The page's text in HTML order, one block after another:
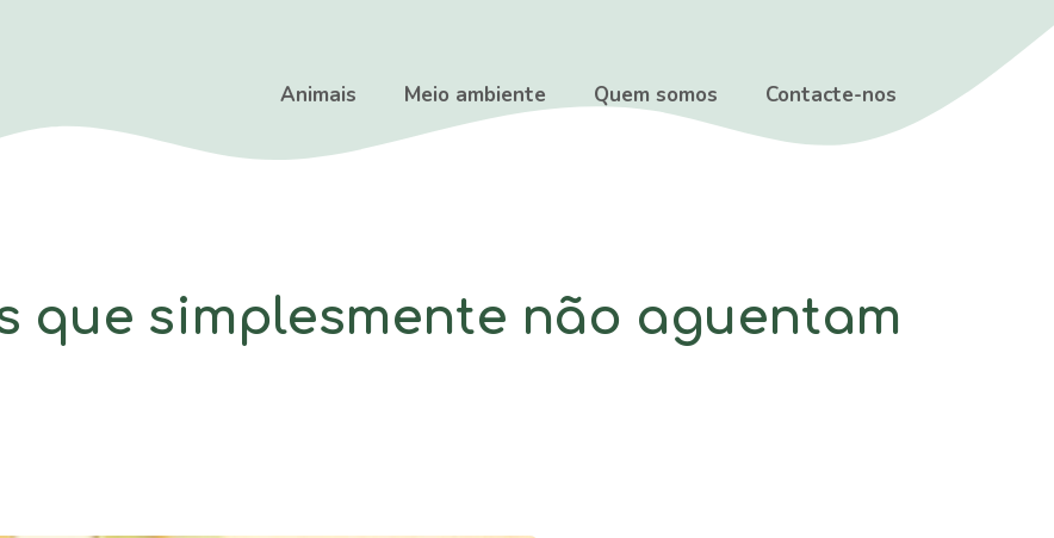
Animais Meio ambiente Quem somos Contacte-nos
que simplesmente não aguentam